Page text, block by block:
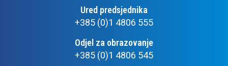
Ured predsjednika
+385 (0)1 4806 555
Odjel za obrazovanje
+385 (0)1 4806 545